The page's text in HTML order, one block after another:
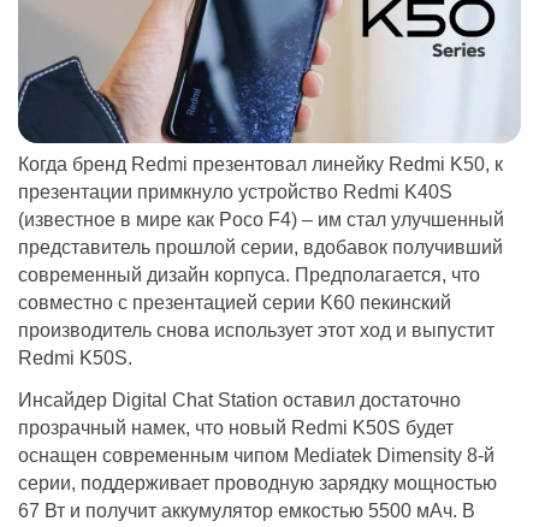
Когда бренд Redmi презентовал линейку Redmi K50, к
презентации примкнуло устройство Redmi K40S
(известное в мире как Poco F4) – им стал улучшенный
представитель прошлой серии, вдобавок получивший
современный дизайн корпуса. Предполагается, что
совместно с презентацией серии K60 пекинский
производитель снова использует этот ход и выпустит
Redmi K50S.
Инсайдер Digital Chat Station оставил достаточно
прозрачный намек, что новый Redmi K50S будет
оснащен современным чипом Mediatek Dimensity 8-й
серии, поддерживает проводную зарядку мощностью
67 Вт и получит аккумулятор емкостью 5500 мАч. В